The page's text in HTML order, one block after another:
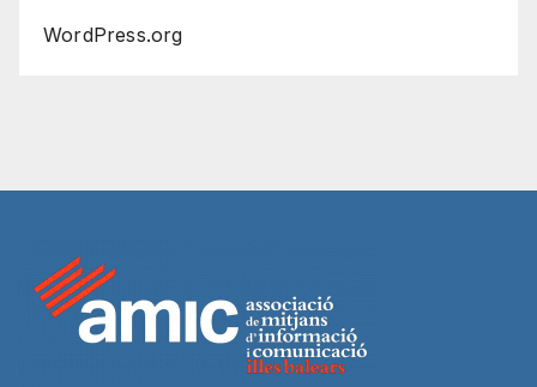
WordPress.org